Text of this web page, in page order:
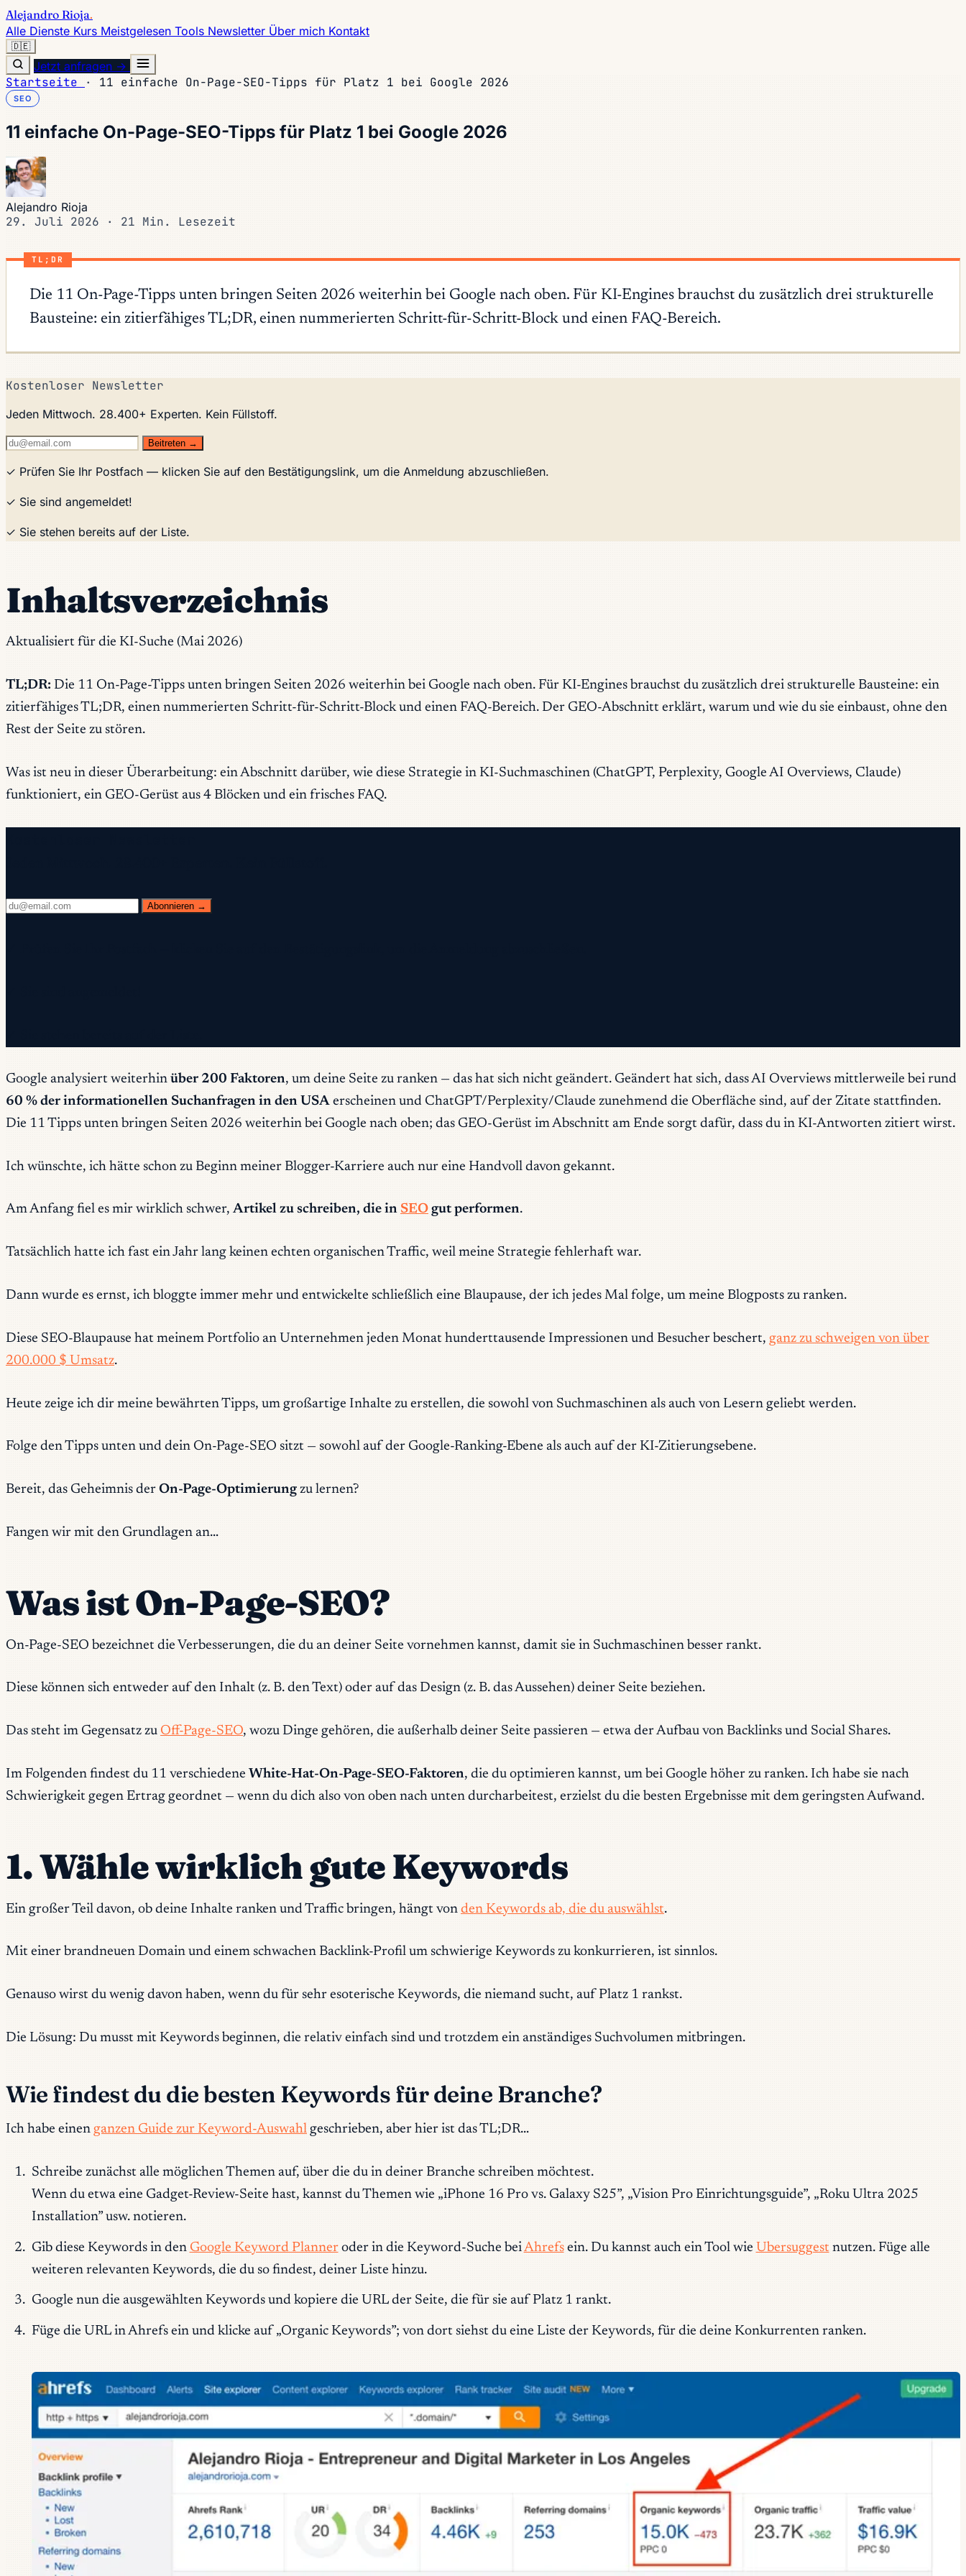
Alejandro Rioja.
Alle Dienste Kurs Meistgelesen Tools Newsletter Über mich Kontakt
🇩🇪
Jetzt anfragen →
Startseite · 11 einfache On-Page-SEO-Tipps für Platz 1 bei Google 2026
SEO
11 einfache On-Page-SEO-Tipps für Platz 1 bei Google 2026
Alejandro Rioja
29. Juli 2026 · 21 Min. Lesezeit
TL;DR
Die 11 On-Page-Tipps unten bringen Seiten 2026 weiterhin bei Google nach oben. Für KI-Engines brauchst du zusätzlich drei strukturelle
Bausteine: ein zitierfähiges TL;DR, einen nummerierten Schritt-für-Schritt-Block und einen FAQ-Bereich.
Kostenloser Newsletter
Jeden Mittwoch. 28.400+ Experten. Kein Füllstoff.
Beitreten →
✓ Prüfen Sie Ihr Postfach — klicken Sie auf den Bestätigungslink, um die Anmeldung abzuschließen.
✓ Sie sind angemeldet!
✓ Sie stehen bereits auf der Liste.
Inhaltsverzeichnis
Aktualisiert für die KI-Suche (Mai 2026)
TL;DR: Die 11 On-Page-Tipps unten bringen Seiten 2026 weiterhin bei Google nach oben. Für KI-Engines brauchst du zusätzlich drei strukturelle Bausteine: ein
zitierfähiges TL;DR, einen nummerierten Schritt-für-Schritt-Block und einen FAQ-Bereich. Der GEO-Abschnitt erklärt, warum und wie du sie einbaust, ohne den
Rest der Seite zu stören.
Was ist neu in dieser Überarbeitung: ein Abschnitt darüber, wie diese Strategie in KI-Suchmaschinen (ChatGPT, Perplexity, Google AI Overviews, Claude)
funktioniert, ein GEO-Gerüst aus 4 Blöcken und ein frisches FAQ.
Abonnieren →
Google analysiert weiterhin über 200 Faktoren, um deine Seite zu ranken — das hat sich nicht geändert. Geändert hat sich, dass AI Overviews mittlerweile bei rund
60 % der informationellen Suchanfragen in den USA erscheinen und ChatGPT/Perplexity/Claude zunehmend die Oberfläche sind, auf der Zitate stattfinden.
Die 11 Tipps unten bringen Seiten 2026 weiterhin bei Google nach oben; das GEO-Gerüst im Abschnitt am Ende sorgt dafür, dass du in KI-Antworten zitiert wirst.
Ich wünschte, ich hätte schon zu Beginn meiner Blogger-Karriere auch nur eine Handvoll davon gekannt.
Am Anfang fiel es mir wirklich schwer, Artikel zu schreiben, die in SEO gut performen.
Tatsächlich hatte ich fast ein Jahr lang keinen echten organischen Traffic, weil meine Strategie fehlerhaft war.
Dann wurde es ernst, ich bloggte immer mehr und entwickelte schließlich eine Blaupause, der ich jedes Mal folge, um meine Blogposts zu ranken.
Diese SEO-Blaupause hat meinem Portfolio an Unternehmen jeden Monat hunderttausende Impressionen und Besucher beschert, ganz zu schweigen von über
200.000 $ Umsatz.
Heute zeige ich dir meine bewährten Tipps, um großartige Inhalte zu erstellen, die sowohl von Suchmaschinen als auch von Lesern geliebt werden.
Folge den Tipps unten und dein On-Page-SEO sitzt — sowohl auf der Google-Ranking-Ebene als auch auf der KI-Zitierungsebene.
Bereit, das Geheimnis der On-Page-Optimierung zu lernen?
Fangen wir mit den Grundlagen an…
Was ist On-Page-SEO?
On-Page-SEO bezeichnet die Verbesserungen, die du an deiner Seite vornehmen kannst, damit sie in Suchmaschinen besser rankt.
Diese können sich entweder auf den Inhalt (z. B. den Text) oder auf das Design (z. B. das Aussehen) deiner Seite beziehen.
Das steht im Gegensatz zu Off-Page-SEO, wozu Dinge gehören, die außerhalb deiner Seite passieren — etwa der Aufbau von Backlinks und Social Shares.
Im Folgenden findest du 11 verschiedene White-Hat-On-Page-SEO-Faktoren, die du optimieren kannst, um bei Google höher zu ranken. Ich habe sie nach
Schwierigkeit gegen Ertrag geordnet — wenn du dich also von oben nach unten durcharbeitest, erzielst du die besten Ergebnisse mit dem geringsten Aufwand.
1. Wähle wirklich gute Keywords
Ein großer Teil davon, ob deine Inhalte ranken und Traffic bringen, hängt von den Keywords ab, die du auswählst.
Mit einer brandneuen Domain und einem schwachen Backlink-Profil um schwierige Keywords zu konkurrieren, ist sinnlos.
Genauso wirst du wenig davon haben, wenn du für sehr esoterische Keywords, die niemand sucht, auf Platz 1 rankst.
Die Lösung: Du musst mit Keywords beginnen, die relativ einfach sind und trotzdem ein anständiges Suchvolumen mitbringen.
Wie findest du die besten Keywords für deine Branche?
Ich habe einen ganzen Guide zur Keyword-Auswahl geschrieben, aber hier ist das TL;DR…
Schreibe zunächst alle möglichen Themen auf, über die du in deiner Branche schreiben möchtest.
Wenn du etwa eine Gadget-Review-Seite hast, kannst du Themen wie „iPhone 16 Pro vs. Galaxy S25”, „Vision Pro Einrichtungsguide”, „Roku Ultra 2025
Installation” usw. notieren.
Gib diese Keywords in den Google Keyword Planneroder in die Keyword-Suche beiAhrefsein. Du kannst auch ein Tool wie Ubersuggest nutzen. Füge alle
weiteren relevanten Keywords, die du so findest, deiner Liste hinzu.
Google nun die ausgewählten Keywords und kopiere die URL der Seite, die für sie auf Platz 1 rankt.
Füge die URL in Ahrefs ein und klicke auf „Organic Keywords”; von dort siehst du eine Liste der Keywords, für die deine Konkurrenten ranken.